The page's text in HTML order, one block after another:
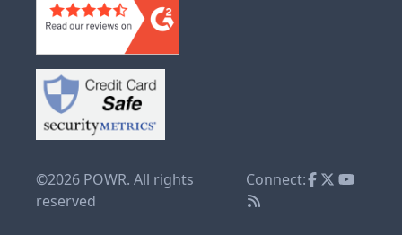
©2026 POWR. All rights
reserved
Connect: